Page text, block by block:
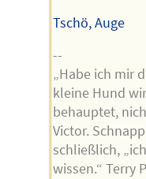
Tschö, Auge
--
„Habe ich mir
kleine Hund
behauptet,
Victor.
schließlich,
wissen.“ Terry